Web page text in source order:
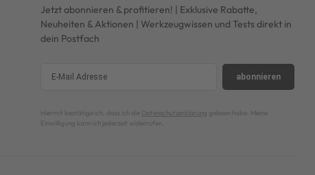
Jetzt abonnieren & profitieren! | Exklusive Rabatte,
Neuheiten & Aktionen | Werkzeugwissen und Tests direkt in
dein Postfach
abonnieren
Hiermit bestätige ich, dass ich die Datenschutzerklärung gelesen habe. Meine
Einwilligung kann ich jederzeit widerrufen.